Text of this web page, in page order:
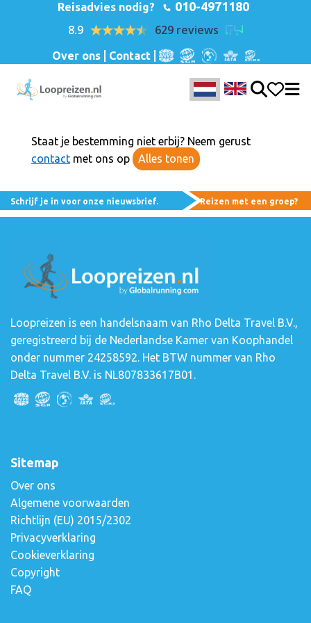
Reisadvies nodig? 010-4971180
8.9 629 reviews
Over ons Contact
Staat je bestemming niet erbij? Neem gerust
contact met ons op Alles tonen
Schrijf je in voor onze nieuwsbrief. Reizen met een groep?
Loopreizen is een handelsnaam van Rho Delta Travel B.V.,
geregistreerd bij de Nederlandse Kamer van Koophandel
onder nummer 24258592. Het BTW nummer van Rho
Delta Travel B.V. is NL807833617B01.
Sitemap
Over ons
Algemene voorwaarden
Richtlijn (EU) 2015/2302
Privacyverklaring
Cookieverklaring
Copyright
FAQ